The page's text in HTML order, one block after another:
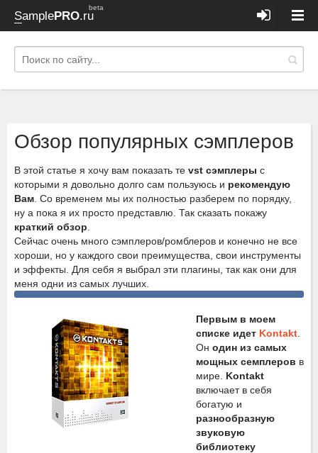
SamplePRO.ru
beta
Обзор популярных сэмплеров
В этой статье я хочу вам показать те vst сэмплеры с
которыми я довольно долго сам пользуюсь и рекомендую
Вам . Со временем мы их полностью разберем по порядку,
ну а пока я их просто представлю. Так сказать покажу
краткий обзор
Сейчас очень много сэмплеров/ромблеров и конечно не все
хороши, но у каждого свои преимущества, свои инструменты
и эффекты. Для себя я выбрал эти плагины, так как они для
меня одни из самых лучших.
Первым в моем
списке идет Kontakt
Он один из самых
мощных семплеров в
мире. Kontakt
включает в себя
богатую и
разнообразную
звуковую
библиотеку